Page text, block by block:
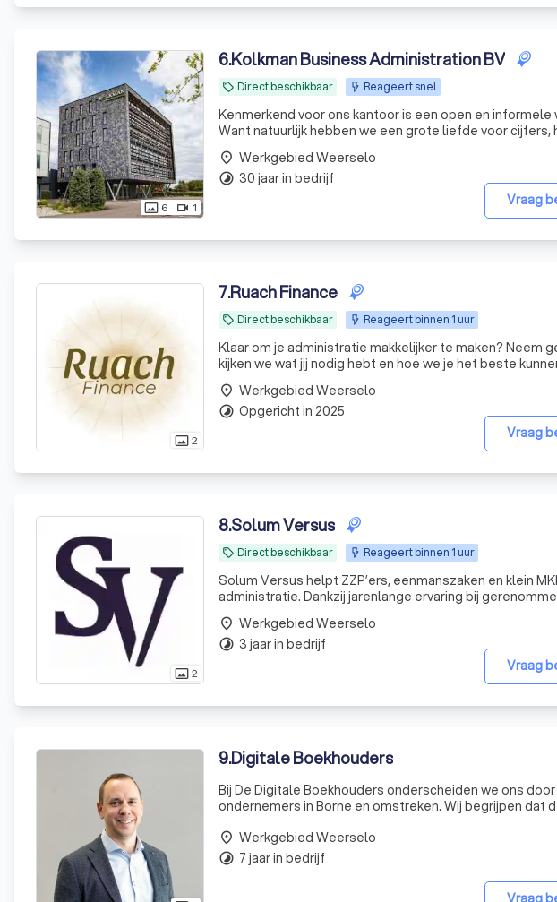
photo_size_select_actual 6 videocam 1
6.Kolkman Business Administration BV
local_offer Direct beschikbaar Reageert snel
Kenmerkend voor ons kantoor is een open en
Want natuurlijk hebben we een grote liefde voor cijfers,
nemen we graag een duik in jouw financiën. Maar dat
Vraag
place Werkgebied Weerselo
timelapse 30 jaar in bedrijf
photo_size_select_actual2
7.Ruach Finance
local_offer Direct beschikbaar Reageert binnen 1 uur
Klaar om je administratie makkelijker te maken? Neem
kijken we wat jij nodig hebt en hoe we je het beste
Vraag
place Werkgebied Weerselo
timelapse Opgericht in 2025
photo_size_select_actual2
8.Solum Versus
local_offer Direct beschikbaar Reageert binnen 1 uur
Solum Versus helpt ZZP’ers, eenmanszaken en klein
administratie. Dankzij jarenlange ervaring bij
kwaliteit, terwijl persoonlijk contact en duidelijke
Vraag
place Werkgebied Weerselo
timelapse 3 jaar in bedrijf
9.Digitale Boekhouders
Bij De Digitale Boekhouders onderscheiden we ons
ondernemers in Borne en omstreken. Wij begrijpen dat
één uur
Vraag
place Werkgebied Weerselo
timelapse 7 jaar in bedrijf